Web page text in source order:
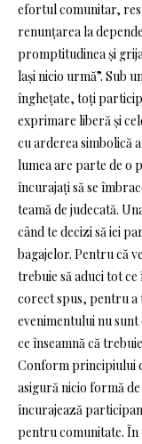
efortul comunitar,
renunțarea la
promptitudinea și
lași nicio urmă”. Sub
înghețate, toți
exprimare liberă și
cu arderea simbolică
lumea are parte de o
încurajați să se
teamă de judecată.
când te decizi să iei
bagajelor. Pentru că
trebuie să aduci tot
corect spus, pentru a
evenimentului nu sunt
ce înseamnă că
Conform principiului
asigură nicio formă
încurajează
pentru comunitate. În